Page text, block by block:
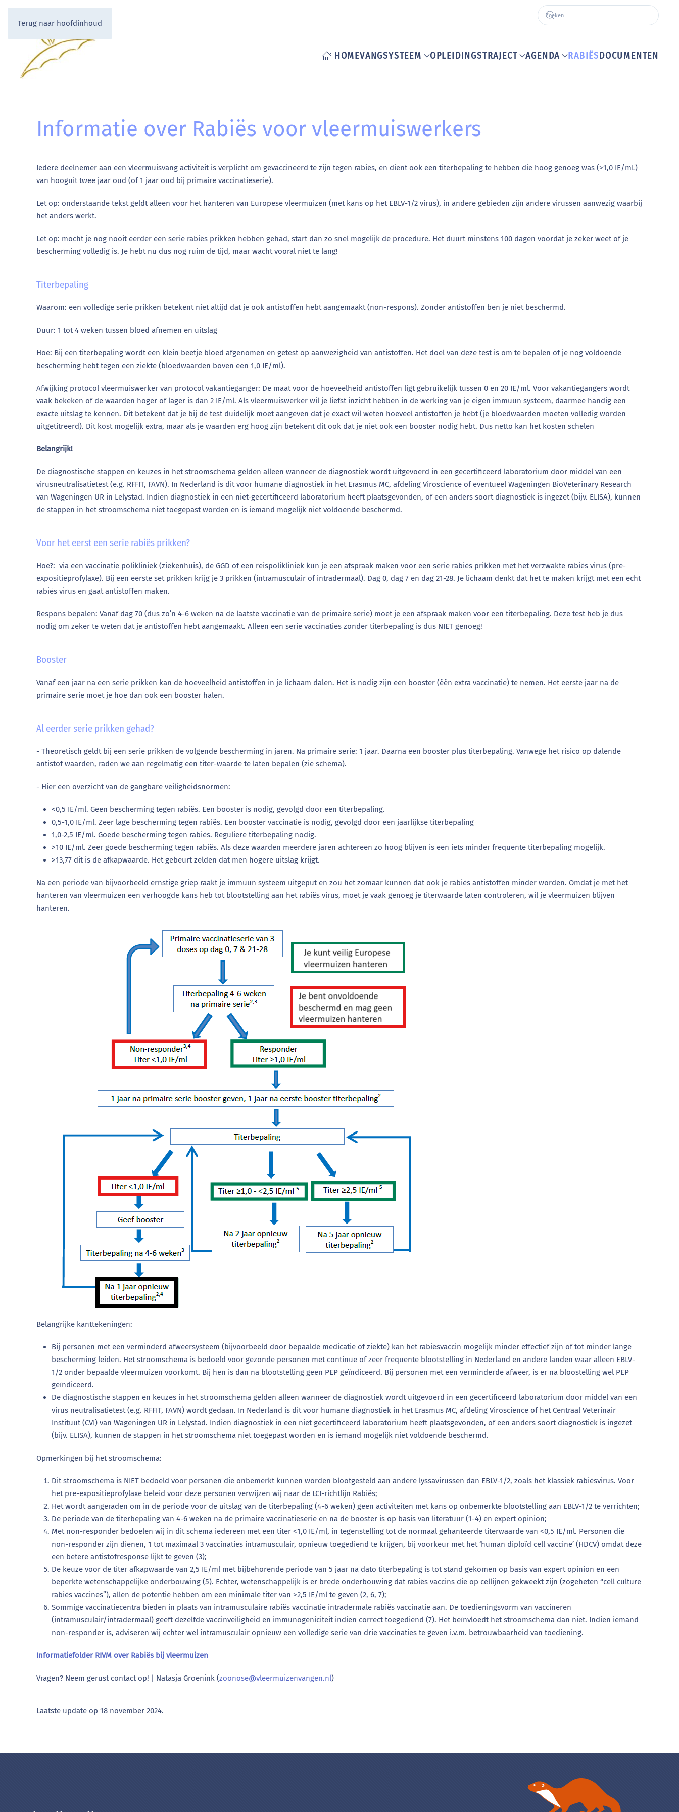
Terug naar hoofdinhoud
HOMEVANGSYSTEEM OPLEIDINGSTRAJECT AGENDA RABIËSDOCUMENTEN
Informatie over Rabiës voor vleermuiswerkers
Iedere deelnemer aan een vleermuisvang activiteit is verplicht om gevaccineerd te zijn tegen rabiës, en dient ook een titerbepaling te hebben die hoog genoeg was (>1,0 IE/mL)
van hooguit twee jaar oud (of 1 jaar oud bij primaire vaccinatieserie).
Let op: onderstaande tekst geldt alleen voor het hanteren van Europese vleermuizen (met kans op het EBLV-1/2 virus), in andere gebieden zijn andere virussen aanwezig waarbij
het anders werkt.
Let op: mocht je nog nooit eerder een serie rabiës prikken hebben gehad, start dan zo snel mogelijk de procedure. Het duurt minstens 100 dagen voordat je zeker weet of je
bescherming volledig is. Je hebt nu dus nog ruim de tijd, maar wacht vooral niet te lang!
Titerbepaling
Waarom: een volledige serie prikken betekent niet altijd dat je ook antistoffen hebt aangemaakt (non-respons). Zonder antistoffen ben je niet beschermd.
Duur: 1 tot 4 weken tussen bloed afnemen en uitslag
Hoe: Bij een titerbepaling wordt een klein beetje bloed afgenomen en getest op aanwezigheid van antistoffen. Het doel van deze test is om te bepalen of je nog voldoende
bescherming hebt tegen een ziekte (bloedwaarden boven een 1,0 IE/ml).
Afwijking protocol vleermuiswerker van protocol vakantieganger: De maat voor de hoeveelheid antistoffen ligt gebruikelijk tussen 0 en 20 IE/ml. Voor vakantiegangers wordt
vaak bekeken of de waarden hoger of lager is dan 2 IE/ml. Als vleermuiswerker wil je liefst inzicht hebben in de werking van je eigen immuun systeem, daarmee handig een
exacte uitslag te kennen. Dit betekent dat je bij de test duidelijk moet aangeven dat je exact wil weten hoeveel antistoffen je hebt (je bloedwaarden moeten volledig worden
uitgetitreerd). Dit kost mogelijk extra, maar als je waarden erg hoog zijn betekent dit ook dat je niet ook een booster nodig hebt. Dus netto kan het kosten schelen
Belangrijk!
De diagnostische stappen en keuzes in het stroomschema gelden alleen wanneer de diagnostiek wordt uitgevoerd in een gecertificeerd laboratorium door middel van een
virusneutralisatietest (e.g. RFFIT, FAVN). In Nederland is dit voor humane diagnostiek in het Erasmus MC, afdeling Viroscience of eventueel Wageningen BioVeterinary Research
van Wageningen UR in Lelystad. Indien diagnostiek in een niet-gecertificeerd laboratorium heeft plaatsgevonden, of een anders soort diagnostiek is ingezet (bijv. ELISA), kunnen
de stappen in het stroomschema niet toegepast worden en is iemand mogelijk niet voldoende beschermd.
Voor het eerst een serie rabiës prikken?
Hoe?: via een vaccinatie polikliniek (ziekenhuis), de GGD of een reispolikliniek kun je een afspraak maken voor een serie rabiës prikken met het verzwakte rabiës virus (pre-
expositieprofylaxe). Bij een eerste set prikken krijg je 3 prikken (intramusculair of intradermaal). Dag 0, dag 7 en dag 21-28. Je lichaam denkt dat het te maken krijgt met een echt
rabiës virus en gaat antistoffen maken.
Respons bepalen: Vanaf dag 70 (dus zo’n 4-6 weken na de laatste vaccinatie van de primaire serie) moet je een afspraak maken voor een titerbepaling. Deze test heb je dus
nodig om zeker te weten dat je antistoffen hebt aangemaakt. Alleen een serie vaccinaties zonder titerbepaling is dus NIET genoeg!
Booster
Vanaf een jaar na een serie prikken kan de hoeveelheid antistoffen in je lichaam dalen. Het is nodig zijn een booster (één extra vaccinatie) te nemen. Het eerste jaar na de
primaire serie moet je hoe dan ook een booster halen.
Al eerder serie prikken gehad?
- Theoretisch geldt bij een serie prikken de volgende bescherming in jaren. Na primaire serie: 1 jaar. Daarna een booster plus titerbepaling. Vanwege het risico op dalende
antistof waarden, raden we aan regelmatig een titer-waarde te laten bepalen (zie schema).
- Hier een overzicht van de gangbare veiligheidsnormen:
<0,5 IE/ml. Geen bescherming tegen rabiës. Een booster is nodig, gevolgd door een titerbepaling.
0,5-1,0 IE/ml. Zeer lage bescherming tegen rabiës. Een booster vaccinatie is nodig, gevolgd door een jaarlijkse titerbepaling
1,0-2,5 IE/ml. Goede bescherming tegen rabiës. Reguliere titerbepaling nodig.
>10 IE/ml. Zeer goede bescherming tegen rabiës. Als deze waarden meerdere jaren achtereen zo hoog blijven is een iets minder frequente titerbepaling mogelijk.
>13,77 dit is de afkapwaarde. Het gebeurt zelden dat men hogere uitslag krijgt.
Na een periode van bijvoorbeeld ernstige griep raakt je immuun systeem uitgeput en zou het zomaar kunnen dat ook je rabiës antistoffen minder worden. Omdat je met het
hanteren van vleermuizen een verhoogde kans heb tot blootstelling aan het rabiës virus, moet je vaak genoeg je titerwaarde laten controleren, wil je vleermuizen blijven
hanteren.
Belangrijke kanttekeningen:
Bij personen met een verminderd afweersysteem (bijvoorbeeld door bepaalde medicatie of ziekte) kan het rabiësvaccin mogelijk minder effectief zijn of tot minder lange
bescherming leiden. Het stroomschema is bedoeld voor gezonde personen met continue of zeer frequente blootstelling in Nederland en andere landen waar alleen EBLV-
1/2 onder bepaalde vleermuizen voorkomt. Bij hen is dan na blootstelling geen PEP geïndiceerd. Bij personen met een verminderde afweer, is er na bloostelling wel PEP
geïndiceerd.
De diagnostische stappen en keuzes in het stroomschema gelden alleen wanneer de diagnostiek wordt uitgevoerd in een gecertificeerd laboratorium door middel van een
virus neutralisatietest (e.g. RFFIT, FAVN) wordt gedaan. In Nederland is dit voor humane diagnostiek in het Erasmus MC, afdeling Viroscience of het Centraal Veterinair
Instituut (CVI) van Wageningen UR in Lelystad. Indien diagnostiek in een niet gecertificeerd laboratorium heeft plaatsgevonden, of een anders soort diagnostiek is ingezet
(bijv. ELISA), kunnen de stappen in het stroomschema niet toegepast worden en is iemand mogelijk niet voldoende beschermd.
Opmerkingen bij het stroomschema:
Dit stroomschema is NIET bedoeld voor personen die onbemerkt kunnen worden blootgesteld aan andere lyssavirussen dan EBLV-1/2, zoals het klassiek rabiësvirus. Voor
het pre-expositieprofylaxe beleid voor deze personen verwijzen wij naar de LCI-richtlijn Rabiës;
Het wordt aangeraden om in de periode voor de uitslag van de titerbepaling (4-6 weken) geen activiteiten met kans op onbemerkte blootstelling aan EBLV-1/2 te verrichten;
De periode van de titerbepaling van 4-6 weken na de primaire vaccinatieserie en na de booster is op basis van literatuur (1-4) en expert opinion;
Met non-responder bedoelen wij in dit schema iedereen met een titer <1,0 IE/ml, in tegenstelling tot de normaal gehanteerde titerwaarde van <0,5 IE/ml. Personen die
non-responder zijn dienen, 1 tot maximaal 3 vaccinaties intramusculair, opnieuw toegediend te krijgen, bij voorkeur met het ‘human diploïd cell vaccine’ (HDCV) omdat deze
een betere antistofresponse lijkt te geven (3);
De keuze voor de titer afkapwaarde van 2,5 IE/ml met bijbehorende periode van 5 jaar na dato titerbepaling is tot stand gekomen op basis van expert opinion en een
beperkte wetenschappelijke onderbouwing (5). Echter, wetenschappelijk is er brede onderbouwing dat rabiës vaccins die op cellijnen gekweekt zijn (zogeheten “cell culture
rabiës vaccines”), allen de potentie hebben om een minimale titer van >2,5 IE/ml te geven (2, 6, 7);
Sommige vaccinatiecentra bieden in plaats van intramusculaire rabiës vaccinatie intradermale rabiës vaccinatie aan. De toedieningsvorm van vaccineren
(intramusculair/intradermaal) geeft dezelfde vaccinveiligheid en immunogeniciteit indien correct toegediend (7). Het beïnvloedt het stroomschema dan niet. Indien iemand
non-responder is, adviseren wij echter wel intramusculair opnieuw een volledige serie van drie vaccinaties te geven i.v.m. betrouwbaarheid van toediening.
Informatiefolder RIVM over Rabiës bij vleermuizen
Vragen? Neem gerust contact op! | Natasja Groenink (zoonose@vleermuizenvangen.nl)
Laatste update op 18 november 2024.